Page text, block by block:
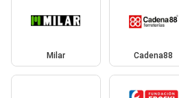
Milar Cadena88